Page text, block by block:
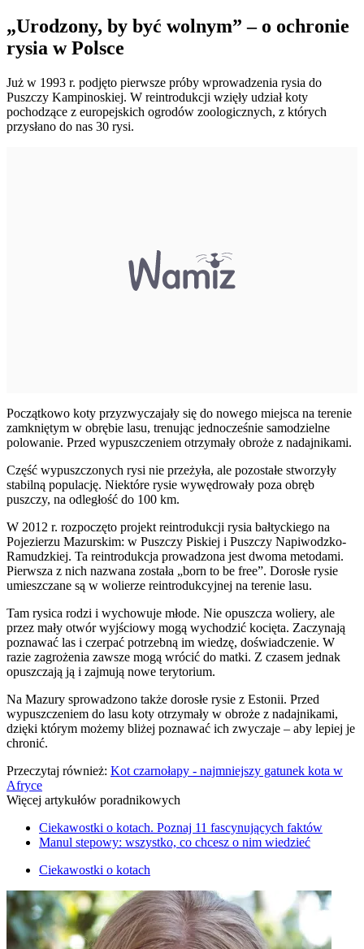
„Urodzony, by być wolnym” – o ochronie
rysia w Polsce
Już w 1993 r. podjęto pierwsze próby wprowadzenia rysia do
Puszczy Kampinoskiej. W reintrodukcji wzięły udział koty
pochodzące z europejskich ogrodów zoologicznych, z których
przysłano do nas 30 rysi.
Początkowo koty przyzwyczajały się do nowego miejsca na terenie
zamkniętym w obrębie lasu, trenując jednocześnie samodzielne
polowanie. Przed wypuszczeniem otrzymały obroże z nadajnikami.
Część wypuszczonych rysi nie przeżyła, ale pozostałe stworzyły
stabilną populację. Niektóre rysie wywędrowały poza obręb
puszczy, na odległość do 100 km.
W 2012 r. rozpoczęto projekt reintrodukcji rysia bałtyckiego na
Pojezierzu Mazurskim: w Puszczy Piskiej i Puszczy Napiwodzko-
Ramudzkiej. Ta reintrodukcja prowadzona jest dwoma metodami.
Pierwsza z nich nazwana została „born to be free”. Dorosłe rysie
umieszczane są w wolierze reintrodukcyjnej na terenie lasu.
Tam rysica rodzi i wychowuje młode. Nie opuszcza woliery, ale
przez mały otwór wyjściowy mogą wychodzić kocięta. Zaczynają
poznawać las i czerpać potrzebną im wiedzę, doświadczenie. W
razie zagrożenia zawsze mogą wrócić do matki. Z czasem jednak
opuszczają ją i zajmują nowe terytorium.
Na Mazury sprowadzono także dorosłe rysie z Estonii. Przed
wypuszczeniem do lasu koty otrzymały w obroże z nadajnikami,
dzięki którym możemy bliżej poznawać ich zwyczaje – aby lepiej je
chronić.
Przeczytaj również: Kot czarnołapy - najmniejszy gatunek kota w
Afryce
Więcej artykułów poradnikowych
Ciekawostki o kotach. Poznaj 11 fascynujących faktów
Manul stepowy: wszystko, co chcesz o nim wiedzieć
Ciekawostki o kotach